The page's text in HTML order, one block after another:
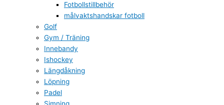
Fotbollstillbehör
målvaktshandskar fotboll
Golf
Gym / Träning
Innebandy
Ishockey
Längdåkning
Löpning
Padel